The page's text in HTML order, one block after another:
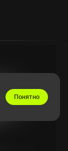
Понятно